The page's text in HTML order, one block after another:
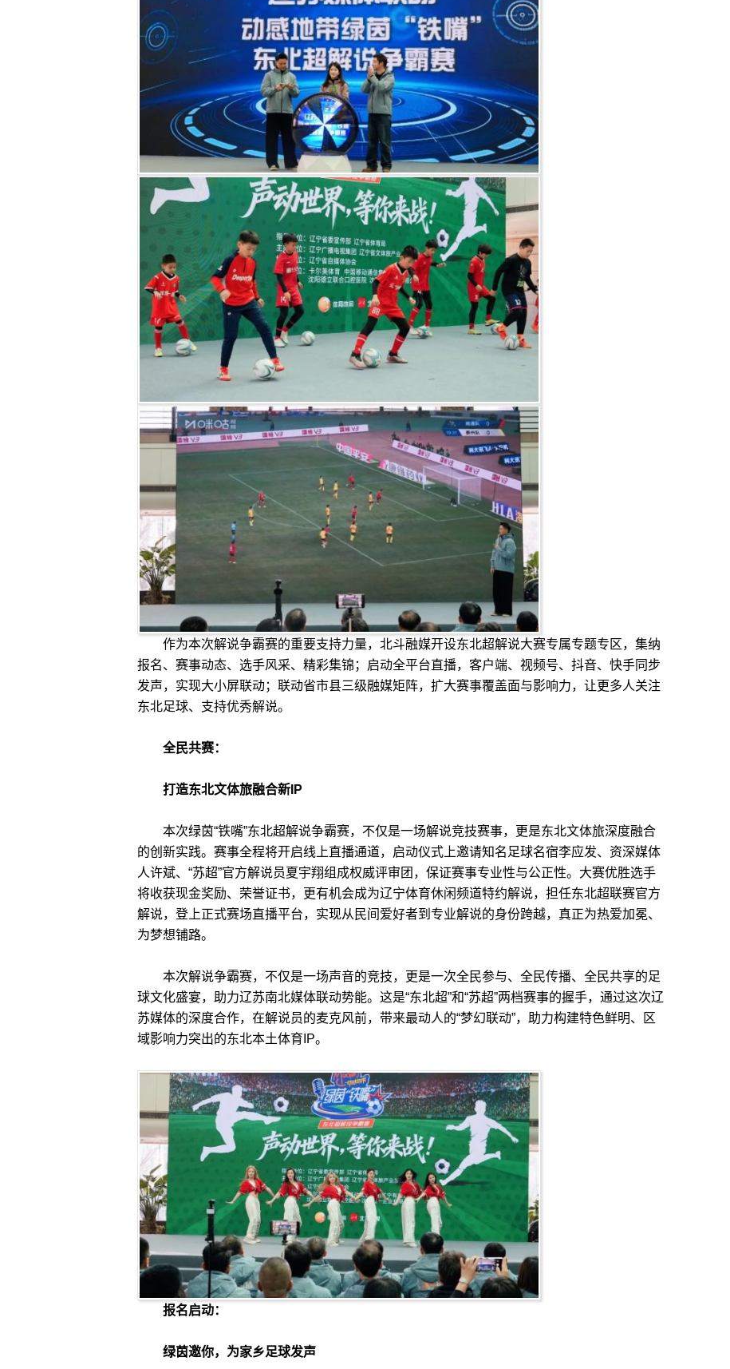
作为本次解说争霸赛的重要支持力量， 北斗融媒开设东北超解说大赛专属专题专区，集纳
报名、赛事动态、选手风采、精彩集锦 ；启动全平台直播， 客户端、视频号、抖音、快手同步
发声，实现大小屏联动；联动省市县三级融媒矩阵，扩大赛事覆盖面与影响力，让更多人关注
东北足球、支持优秀解说。
全民共赛：
打造东北文体旅融合新IP
本次绿茵“铁嘴”东北超解说争霸赛，不仅是一场解说竞技赛事，更是东北文体旅深度融合
的创新实践。赛事全程将开启线上直播通道，启动仪式上邀请知名足球名宿李应发、资深媒体
人许斌、“苏超”官方解说员夏宇翔组成权威评审团，保证赛事专业性与公正性。大赛优胜选手
将收获现金奖励、荣誉证书，更有机会成为辽宁体育休闲频道特约解说，担任东北超联赛官方
解说，登上正式赛场直播平台，实现从民间爱好者到专业解说的身份跨越，真正为热爱加冕、
为梦想铺路。
本次解说争霸赛，不仅是一场声音的竞技，
更是一次全民参与、全民传播、全民共享的足
球文化盛宴，助力辽苏南北媒体联动势能。这是“东北超”和“苏超”两档赛事的握手，通过这次辽
苏媒体的深度合作，在解说员的麦克风前，带来最动人的“梦幻联动”，助力构建特色鲜明、区
域影响力突出的东北本土体育 IP。
报名启动：
绿茵邀你，为家乡足球发声